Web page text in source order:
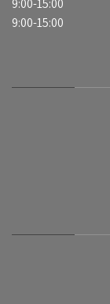
9:00-15:00
9:00-15:00